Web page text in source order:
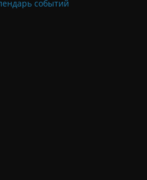
событий